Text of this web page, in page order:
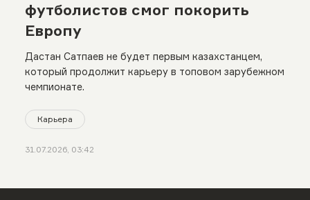
футболистов смог покорить
Европу
Дастан Сатпаев не будет первым казахстанцем,
который продолжит карьеру в топовом зарубежном
чемпионате.
Карьера
31.07.2026, 03:42